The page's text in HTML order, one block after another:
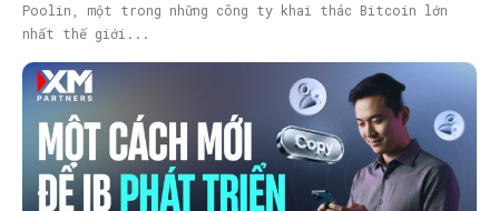
Poolin, một trong những công ty khai thác Bitcoin lớn
nhất thế giới...